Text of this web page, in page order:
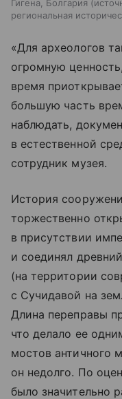
Гигена, Болгария
региональная
«Для археологов
огромную
время
большую часть
наблюдать,
в естественной
сотрудник музея.
История
торжественно
в присутствии
и соединял
(на территории
с Сучидавой на
Длина переправы
что делало ее
мостов античного
он недолго. По
было значительно